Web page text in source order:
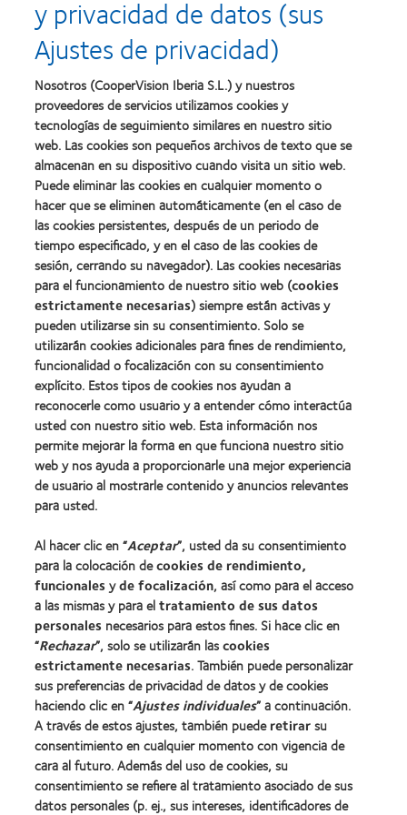
del
liderazgo
Premios
a
mejor
(2011)
Premio
a
salud
Learn
more
about
2012:
Premio
Manufacturing
Leadership
100
(ML
100)
(2012)
Learn
more
about
2012
Premio
internacional
REBRAND
100®
(2012)
Learn
more
about
Premio
de
la
Industria
de
la
BCLA
Nuestros productos
Encuentre su lente
Tecnología para lentes de contacto
Lentes de contacto y visión
Usuario experimentado
Blog
Sobre nosotros
Carreras
Noticias
Contacto
Legal
Política de privacidad
y privacidad de datos (sus
Ajustes de privacidad)
Nosotros (CooperVision Iberia S.L.) y nuestros
proveedores de servicios utilizamos cookies y
tecnologías de seguimiento similares en nuestro sitio
web. Las cookies son pequeños archivos de texto que se
almacenan en su dispositivo cuando visita un sitio web.
Puede eliminar las cookies en cualquier momento o
hacer que se eliminen automáticamente (en el caso de
las cookies persistentes, después de un periodo de
tiempo especificado, y en el caso de las cookies de
sesión, cerrando su navegador). Las cookies necesarias
para el funcionamiento de nuestro sitio web (cookies
estrictamente necesarias) siempre están activas y
pueden utilizarse sin su consentimiento. Solo se
utilizarán cookies adicionales para fines de rendimiento,
funcionalidad o focalización con su consentimiento
explícito. Estos tipos de cookies nos ayudan a
reconocerle como usuario y a entender cómo interactúa
usted con nuestro sitio web. Esta información nos
permite mejorar la forma en que funciona nuestro sitio
web y nos ayuda a proporcionarle una mejor experiencia
de usuario al mostrarle contenido y anuncios relevantes
para usted.
Al hacer clic en “Aceptar”, usted da su consentimiento
para la colocación decookies de rendimiento,
funcionalesyde focalización, así como para el acceso
a las mismas y para eltratamiento de sus datos
personales necesarios para estos fines. Si hace clic en
“Rechazar”, solo se utilizarán lascookies
estrictamente necesarias. También puede personalizar
sus preferencias de privacidad de datos y de cookies
haciendo clic en “Ajustes individuales” a continuación.
A través de estos ajustes, también puederetirarsu
consentimiento en cualquier momento con vigencia de
cara al futuro. Además del uso de cookies, su
consentimiento se refiere al tratamiento asociado de sus
datos personales (p. ej., sus intereses, identificadores de